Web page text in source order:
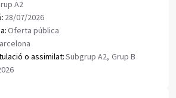
A2
28/07/2026
Oferta pública
o assimilat:Subgrup A2, Grup B